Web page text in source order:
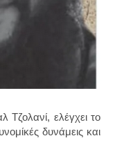
ελέγχει το
δυνάμεις και